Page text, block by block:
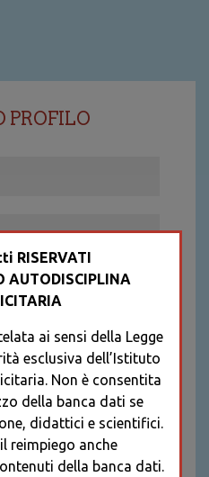
PROFILO
password
CONTRASSEGNATI SONO
RISERVATI
AUTODISCIPLINA
ai sensi della Legge
esclusiva dell’Istituto
Non è consentita
della banca dati se
didattici e scientifici.
reimpiego anche
della banca dati.